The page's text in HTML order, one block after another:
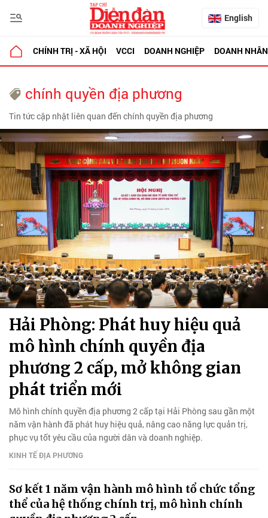
English
CHÍNH TRỊ - XÃ HỘI VCCI DOANH NGHIỆP DOANH NHÂN
chính quyền địa phương
Tin tức cập nhật liên quan đến chính quyền địa phương
Hải Phòng: Phát huy hiệu quả
mô hình chính quyền địa
phương 2 cấp, mở không gian
phát triển mới
Mô hình chính quyền địa phương 2 cấp tại Hải Phòng sau gần một
năm vận hành đã phát huy hiệu quả, nâng cao năng lực quản trị,
phục vụ tốt yêu cầu của người dân và doanh nghiệp.
KINH TẾ ĐỊA PHƯƠNG
Sơ kết 1 năm vận hành mô hình tổ chức tổng
thể của hệ thống chính trị, mô hình chính